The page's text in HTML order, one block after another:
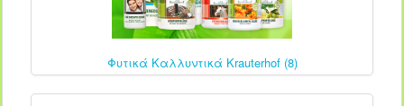
Φυτικά Καλλυντικά Krauterhof (8)